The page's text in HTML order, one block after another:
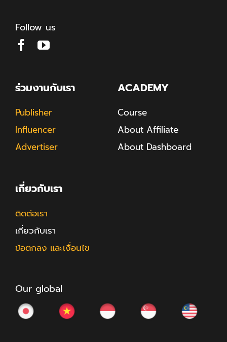
Follow us
ร่วมงานกับเรา
Publisher
Influencer
Advertiser
ACADEMY
Course
About Affiliate
About Dashboard
เกี่ยวกับเรา
ติดต่อเรา
เกี่ยวกับเรา
ข้อตกลง และเงื่อนไข
Our global